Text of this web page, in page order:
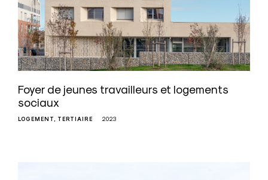
Foyer de jeunes travailleurs et logements
sociaux
LOGEMENT TERTIAIRE 2023